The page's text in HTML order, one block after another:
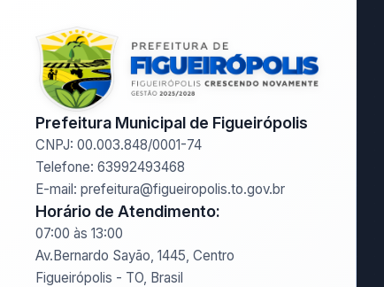
Prefeitura Municipal de Figueirópolis
CNPJ: 00.003.848/0001-74
Telefone: 63992493468
E-mail: prefeitura@figueiropolis.to.gov.br
Horário de Atendimento:
07:00 às 13:00
Av.Bernardo Sayão, 1445, Centro
Figueirópolis - TO, Brasil